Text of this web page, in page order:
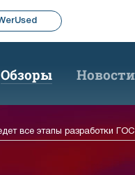
Обзоры Новости
все этапы разработки